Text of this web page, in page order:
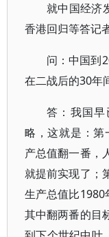
就中国经济
香港回归等答记
问：中国到
在二战后的30年
答：我国早
略，这就是：第
产总值翻一番，
就提前实现了；
生产总值比1980
其中翻两番的目